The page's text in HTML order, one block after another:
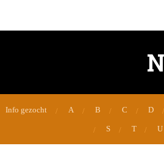
Info gezocht A B C D
S T U